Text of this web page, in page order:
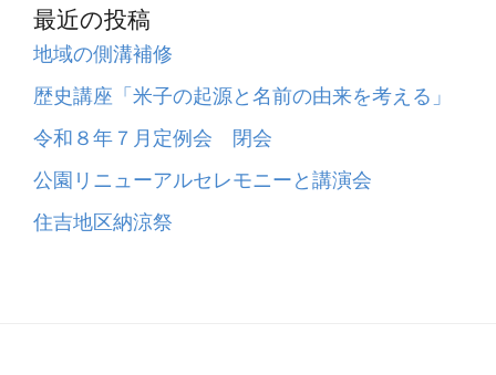
最近の投稿
地域の側溝補修
歴史講座「米子の起源と名前の由来を考える」
令和８年７月定例会 閉会
公園リニューアルセレモニーと講演会
住吉地区納涼祭